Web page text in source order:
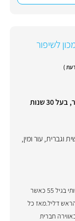
לשיפור
מדען מומחה באלופציה אראטה ונשירת שיער, בעל 30 שנות
וגברית,עור ומין,
"אני מטפל בקליניקה החל משנת 2001 בהיותי בגיל 55 כאשר
דליל.מאז כל
חברית